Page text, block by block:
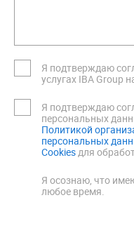
Я подтверждаю
услугах IBA Group
Я подтверждаю
персональных
Политикой
персональных
Cookiesдля
Я осознаю, что
любое время.